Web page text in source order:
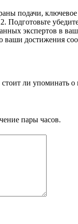
подачи,
Подготовьте
экспертов в
достижения
ли
пары часов.